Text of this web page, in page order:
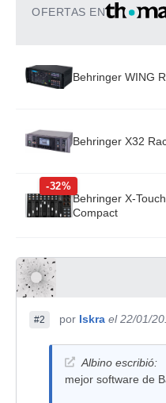
OFERTAS EN
Behringer WING
Behringer X32
-32%
Behringer X-Touch
Compact
#2 por Iskra el 22/01/
Albino escribió:
mejor software de